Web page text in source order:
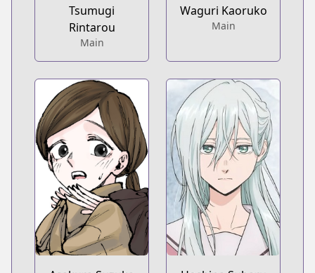
Tsumugi
Rintarou
Main
Waguri Kaoruko
Main